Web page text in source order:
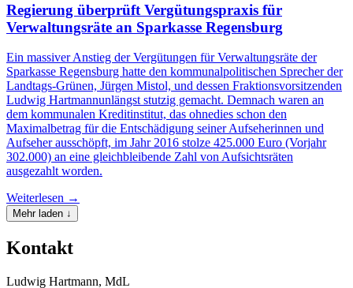
Regierung überprüft Vergütungspraxis für
Verwaltungsräte an Sparkasse Regensburg
Ein massiver Anstieg der Vergütungen für Verwaltungsräte der
Sparkasse Regensburg hatte den kommunalpolitischen Sprecher der
Landtags-Grünen, Jürgen Mistol, und dessen Fraktionsvorsitzenden
Ludwig Hartmannunlängst stutzig gemacht. Demnach waren an
dem kommunalen Kreditinstitut, das ohnedies schon den
Maximalbetrag für die Entschädigung seiner Aufseherinnen und
Aufseher ausschöpft, im Jahr 2016 stolze 425.000 Euro (Vorjahr
302.000) an eine gleichbleibende Zahl von Aufsichtsräten
ausgezahlt worden.
Weiterlesen →
Mehr laden ↓
Kontakt
Ludwig Hartmann, MdL